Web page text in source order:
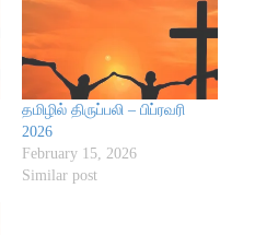
தமிழில் திருப்பலி – பிப்ரவரி
2026
February 15, 2026
Similar post